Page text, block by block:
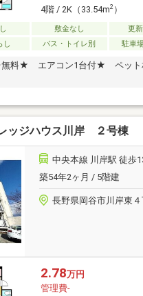
4階 / 2K（33.54m2）
敷金なし
更
し
バス・トイレ別 駐車
無料★ エアコン1台付★ ペット
ッジハウス川岸 ２号棟
中央本線 川岸駅 徒歩
築54年2ヶ月 / 5階建
長野県岡谷市川岸東４
2.78万円
管理費-